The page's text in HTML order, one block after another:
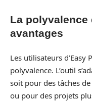
La polyvalence
avantages
Les utilisateurs d’Easy
polyvalence. L’outil
soit pour des tâches
ou pour des projets